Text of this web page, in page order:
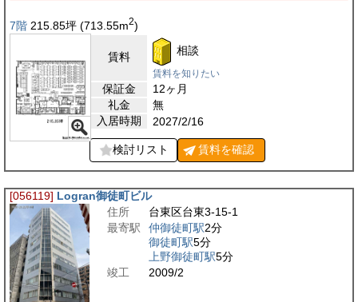
7階 215.85坪 (713.55m2)
賃料 相談
賃料を知りたい
保証金
12ヶ月
礼金
無
入居時期
2027/2/16
検討リスト 賃料を確認
[056119] Logran御徒町ビル
住所
台東区台東3-15-1
最寄駅
仲御徒町駅2分
御徒町駅5分
上野御徒町駅5分
竣工
2009/2